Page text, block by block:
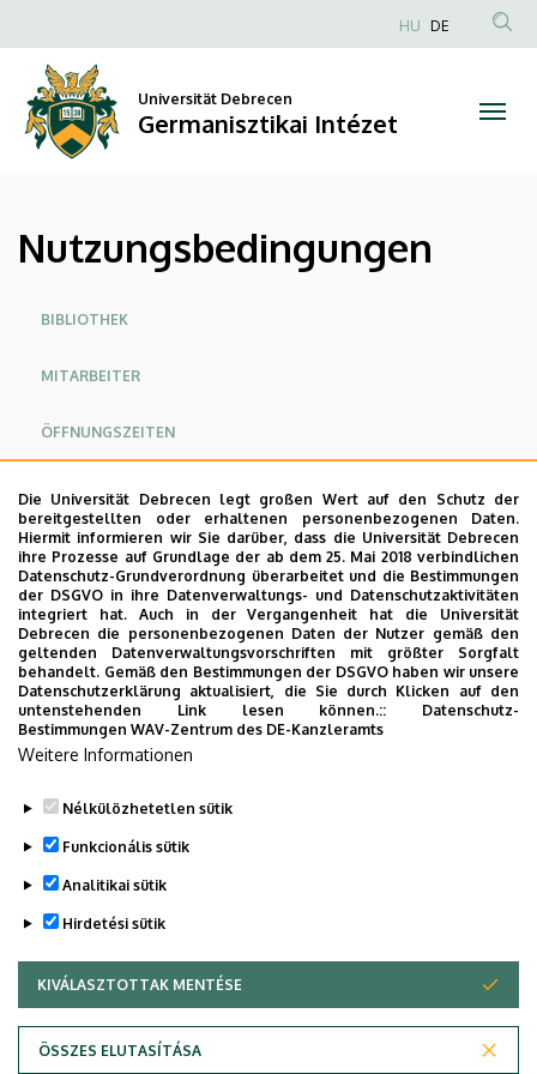
Nutzungsbedingungen
Germanisztikai
Intézet
zum
Inhalt
Anonim
fiók
HU DE
Universität Debrecen
Germanisztikai Intézet
Nutzungsbedingungen
Oldalmenü
BIBLIOTHEK
MITARBEITER
ÖFFNUNGSZEITEN
ZEITSCHRIFTENLISTE
AUSGEWÄHLTE LINKS
HANDAPPARAT
RÄUME DER BIBLIOTHEK
WichtigeInformationen
Die Universität Debrecen legt großen Wert auf den Schutz der
bereitgestellten oder erhaltenen personenbezogenen Daten.
Hiermit informieren wir Sie darüber, dass die Universität Debrecen
ihre Prozesse auf Grundlage der ab dem 25. Mai 2018 verbindlichen
Datenschutz-Grundverordnung überarbeitet und die Bestimmungen
der DSGVO in ihre Datenverwaltungs- und Datenschutzaktivitäten
integriert hat. Auch in der Vergangenheit hat die Universität
Debrecen die personenbezogenen Daten der Nutzer gemäß den
geltenden Datenverwaltungsvorschriften mit größter Sorgfalt
behandelt. Gemäß den Bestimmungen der DSGVO haben wir unsere
Datenschutzerklärung aktualisiert, die Sie durch Klicken auf den
untenstehenden Link lesen können.:: Datenschutz-
Bestimmungen WAV-Zentrum des DE-Kanzleramts
Weitere Informationen
Nélkülözhetetlen sütik
Funkcionális sütik
Analitikai sütik
Hirdetési sütik
KIVÁLASZTOTTAK MENTÉSE
ÖSSZES ELUTASÍTÁSA
WITHDRAW CONSENT